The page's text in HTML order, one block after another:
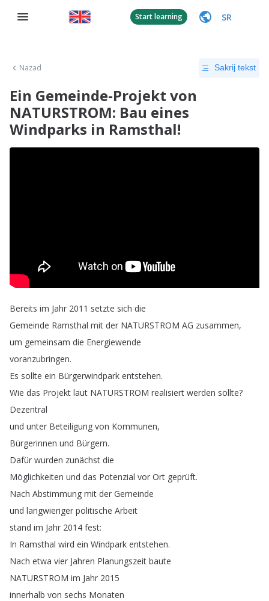
Start learning SR
Nazad Sakrij tekst
Ein Gemeinde-Projekt von
NATURSTROM: Bau eines
Windparks in Ramsthal!
Bereits im Jahr 2011 setzte sich die
Gemeinde Ramsthal mit der NATURSTROM AG zusammen,
um gemeinsam die Energiewende
voranzubringen.
Es sollte ein Bürgerwindpark entstehen.
Wie das Projekt laut NATURSTROM realisiert werden sollte?
Dezentral
und unter Beteiligung von Kommunen,
Bürgerinnen und Bürgern.
Dafür wurden zunächst die
Möglichkeiten und das Potenzial vor Ort geprüft.
Nach Abstimmung mit der Gemeinde
und langwieriger politische Arbeit
stand im Jahr 2014 fest:
In Ramsthal wird ein Windpark entstehen.
Nach etwa vier Jahren Planungszeit baute
NATURSTROM im Jahr 2015
innerhalb von sechs Monaten